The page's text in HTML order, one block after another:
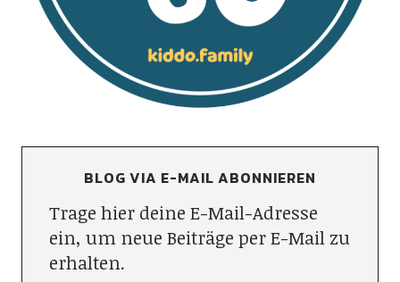
BLOG VIA E-MAIL ABONNIEREN
Trage hier deine E-Mail-Adresse
ein, um neue Beiträge per E-Mail zu
erhalten.